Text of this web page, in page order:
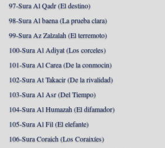
97-Sura Al Qadr (El destino)
98-Sura Al baena (La prueba clara)
99-Sura Az Zalzalah (El terremoto)
100-Sura Al Adiyat (Los corceles)
101-Sura Al Carea (De la conmocin)
102-Sura At Takacir (De la rivalidad)
103-Sura Al Asr (Del Tiempo)
104-Sura Al Humazah (El difamador)
105-Sura Al Fil (El elefante)
106-Sura Coraich (Los Coraixíes)